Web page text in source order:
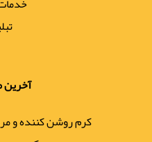
کرم روشن کننده و